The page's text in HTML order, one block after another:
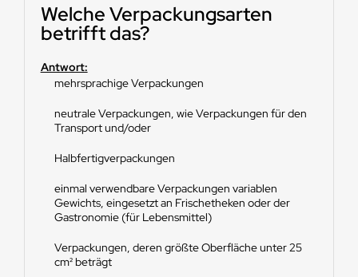
Welche Verpackungsarten
betrifft das?
Antwort:
mehrsprachige Verpackungen
neutrale Verpackungen, wie Verpackungen für den
Transport und/oder
Halbfertigverpackungen
einmal verwendbare Verpackungen variablen
Gewichts, eingesetzt an Frischetheken oder der
Gastronomie (für Lebensmittel)
Verpackungen, deren größte Oberfläche unter 25
cm² beträgt